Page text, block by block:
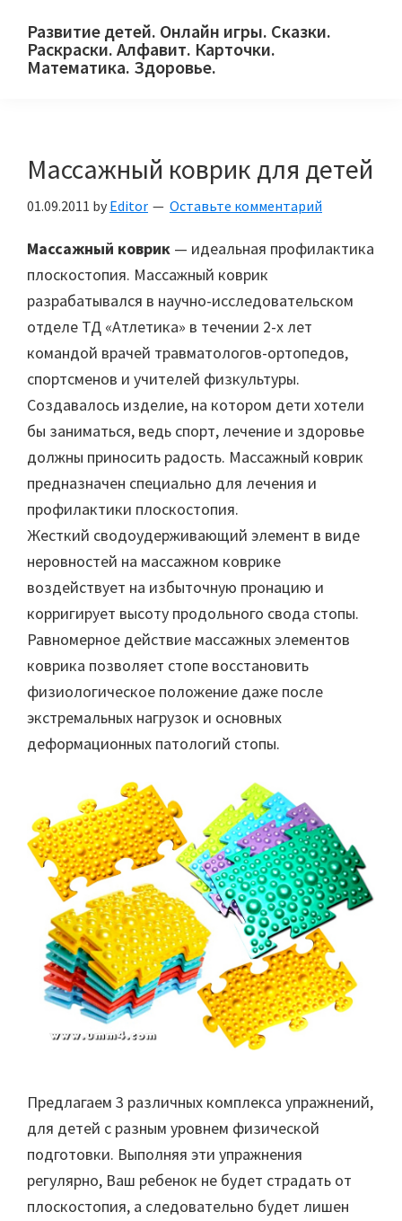
primary
main
primary
Развитие детей. Онлайн игры. Сказки.
Раскраски. Алфавит. Карточки.
Математика. Здоровье.
и
родителей.
Массажный коврик для детей
01.09.2011 by Editor Оставьте комментарий
Массажный коврик — идеальная профилактика
плоскостопия. Массажный коврик
разрабатывался в научно-исследовательском
отделе ТД «Атлетика» в течении 2-х лет
командой врачей травматологов-ортопедов,
спортсменов и учителей физкультуры.
Создавалось изделие, на котором дети хотели
бы заниматься, ведь спорт, лечение и здоровье
должны приносить радость. Массажный коврик
предназначен специально для лечения и
профилактики плоскостопия.
Жесткий сводоудерживающий элемент в виде
неровностей на массажном коврике
воздействует на избыточную пронацию и
корригирует высоту продольного свода стопы.
Равномерное действие массажных элементов
коврика позволяет стопе восстановить
физиологическое положение даже после
экстремальных нагрузок и основных
деформационных патологий стопы.
Предлагаем 3 различных комплекса упражнений,
для детей с разным уровнем физической
подготовки. Выполняя эти упражнения
регулярно, Ваш ребенок не будет страдать от
плоскостопия, а следовательно будет лишен